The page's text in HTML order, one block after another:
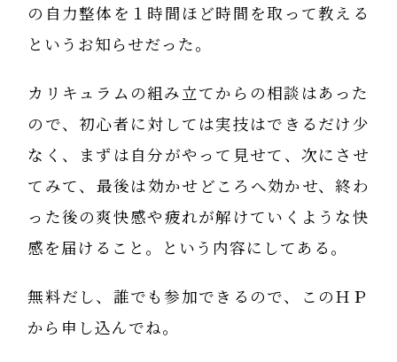
の自力整体を１時間ほど時間を取って教える
というお知らせだった。
カリキュラムの組み立てからの相談はあった
ので、初心者に対しては実技はできるだけ少
なく、まずは自分がやって見せて、次にさせ
てみて、最後は効かせどころへ効かせ、終わ
った後の爽快感や疲れが解けていくような快
感を届けること。という内容にしてある。
無料だし、誰でも参加できるので、このＨＰ
から申し込んでね。